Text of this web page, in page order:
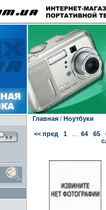
Главная/ Ноутбуки
<< пред 1... 64 65